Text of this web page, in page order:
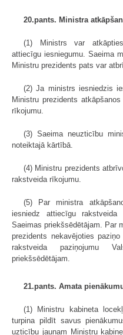
20.pants. Ministra
(1) Ministrs var
attiecīgu iesniegumu. Saeima
Ministru prezidents pats var
(2) Ja ministrs iesniedzis
Ministru prezidents
rīkojumu.
(3) Saeima neuzticību
noteiktajā kārtībā.
(4) Ministru prezidents
rakstveida rīkojumu.
(5) Par ministra
iesniedz attiecīgu rakstveida
Saeimas priekšsēdētājam. Par
prezidents nekavējoties
rakstveida paziņojumu
priekšsēdētājam.
21.pants. Amata
(1) Ministru kabineta
turpina pildīt savus
uzticību jaunam Ministru